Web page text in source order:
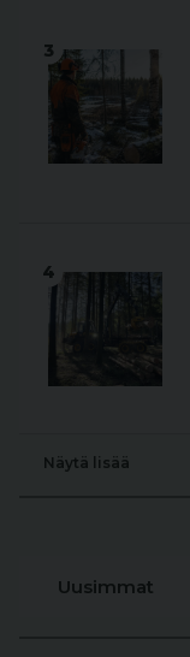
3
4
Näytä lisää
Uusimmat